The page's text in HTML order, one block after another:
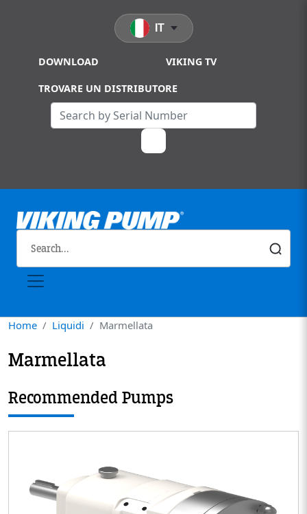
DOWNLOAD VIKING TV
TROVARE UN DISTRIBUTORE
IT
Home Liquidi Marmellata
Marmellata
Recommended Pumps